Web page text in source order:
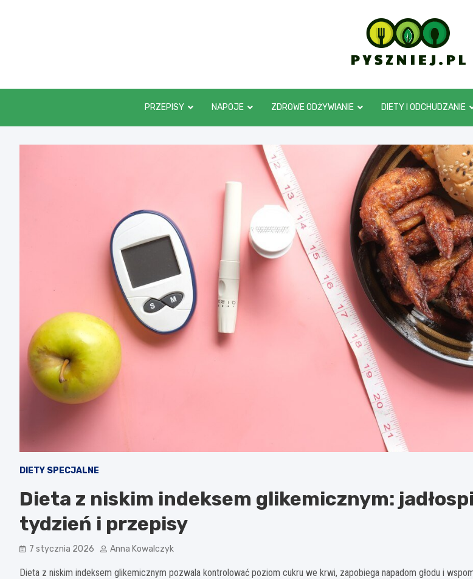
pyszniej.pl
PRZEPISY NAPOJE ZDROWE ODŻYWIANIE DIETY I ODCHUDZANIE
DIETY SPECJALNE
Dieta z niskim indeksem glikemicznym:
tydzień i przepisy
7 stycznia 2026 Anna Kowalczyk
Dieta z niskim indeksem glikemicznym pozwala kontrolować poziom cukru we krwi, zapobiega napadom głodu i